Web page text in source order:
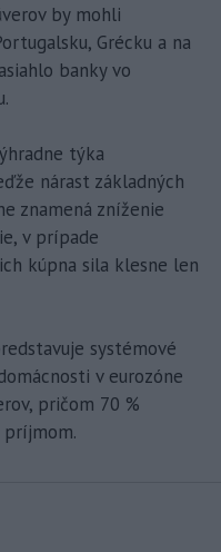
by mohli
Grécku a na
banky vo
týka
nárast základných
znamená zníženie
v prípade
kúpna sila klesne len
systémové
v eurozóne
pričom 70 %
príjmom.